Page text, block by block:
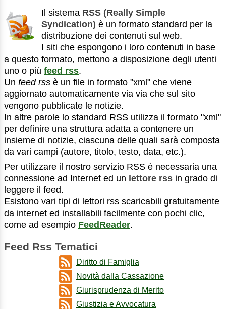
Il sistema RSS (Really Simple
Syndication) è un formato standard per la
distribuzione dei contenuti sul web.
I siti che espongono i loro contenuti in base
a questo formato, mettono a disposizione degli utenti
uno o più feed rss.
Un feed rss è un file in formato "xml" che viene
aggiornato automaticamente via via che sul sito
vengono pubblicate le notizie.
In altre parole lo standard RSS utilizza il formato "xml"
per definire una struttura adatta a contenere un
insieme di notizie, ciascuna delle quali sarà composta
da vari campi (autore, titolo, testo, data, etc.).
Per utilizzare il nostro servizio RSS è necessaria una
connessione ad Internet ed un lettore rss in grado di
leggere il feed.
Esistono vari tipi di lettori rss scaricabili gratuitamente
da internet ed installabili facilmente con pochi clic,
come ad esempio FeedReader.
Feed Rss Tematici
Diritto di Famiglia
Novità dalla Cassazione
Giurisprudenza di Merito
Giustizia e Avvocatura